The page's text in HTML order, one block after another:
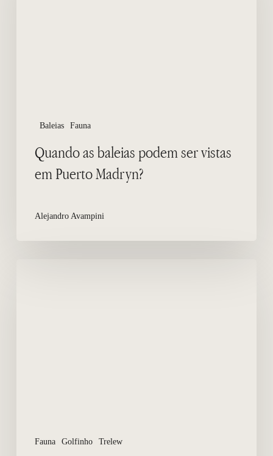
Baleias Fauna
Quando as baleias podem ser vistas
em Puerto Madryn?
Alejandro Avampini
Fauna Golfinho Trelew